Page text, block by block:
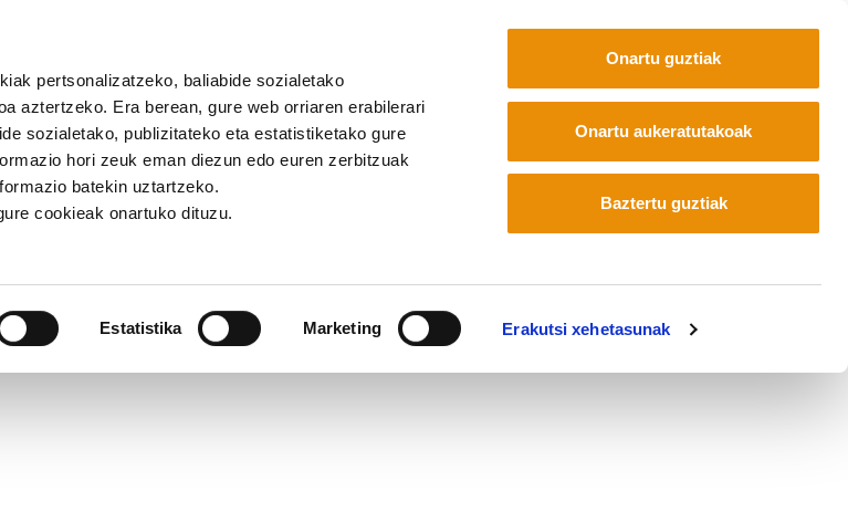
pertsonalizatzeko, baliabide sozialetako
aztertzeko. Era berean, gure web orriaren erabilerari
sozialetako, publizitateko eta estatistiketako gure
hori zeuk eman diezun edo euren zerbitzuak
batekin uztartzeko.
cookieak onartuko dituzu.
Estatistika Marketing Erakutsi xehetasunak
Onartu guztiak
Onartu aukeratutakoak
Baztertu guztiak